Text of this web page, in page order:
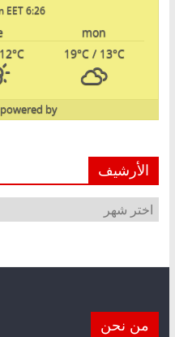
6:26 am
EET
mon
19°C/ 13°C
°C
powered by
الأرشيف
الأرشيف
من نحن